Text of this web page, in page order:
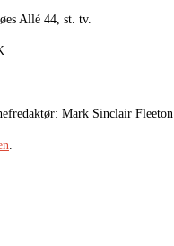
Allé 44, st. tv.
Mark Sinclair Fleeton
.